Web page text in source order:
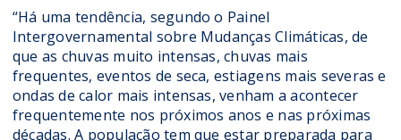
“Há uma tendência, segundo o Painel
Intergovernamental sobre Mudanças Climáticas, de
que as chuvas muito intensas, chuvas mais
frequentes, eventos de seca, estiagens mais severas e
ondas de calor mais intensas, venham a acontecer
frequentemente nos próximos anos e nas próximas
décadas. A população tem que estar preparada para